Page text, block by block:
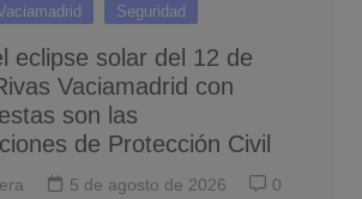
Seguridad
eclipse solar del 12 de
Vaciamadrid con
son las
de Protección Civil
5 de agosto de 2026 0